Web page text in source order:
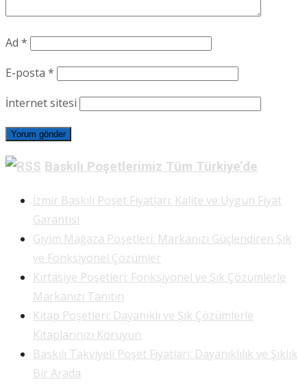
Ad *
E-posta *
İnternet sitesi
Baskılı Poşetlerimiz Tüm Türkiye’de
İzmir Baskılı Poşet Fiyatları: Kalite ve Uygun Fiyat
Garantisi
Giyim Mağaza Poşetleri: Markanızı Güçlendiren Şık
ve Fonksiyonel Çözümler
Kırtasiye Poşetleri: Fonksiyonel ve Şık Çözümlerle
Markanızı Tanıtın
Kitap Poşetleri: Dayanıklı ve Şık Çözümlerle
Kitaplarınızı Koruyun
Baskılı Takviyeli Poşet Fiyatları: Dayanıklılık ve Şıklık
Bir Arada